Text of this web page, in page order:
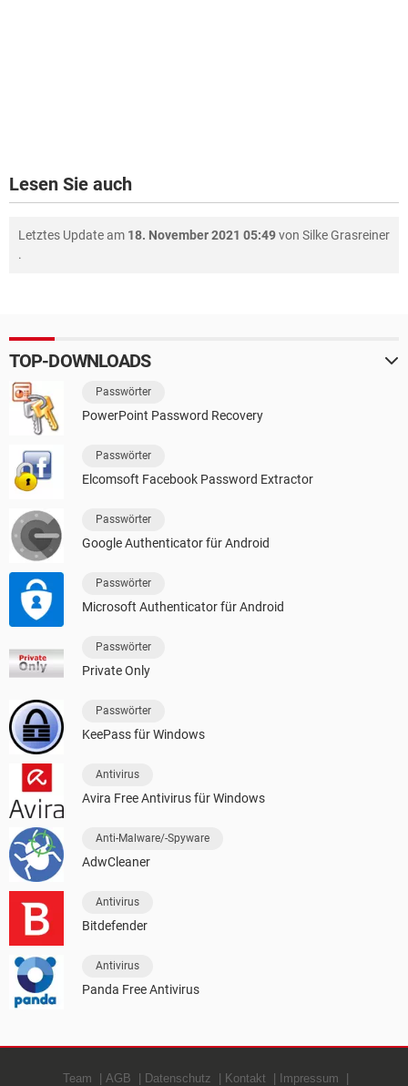
Lesen Sie auch
Letztes Update am 18. November 2021 05:49von Silke Grasreiner
.
TOP-DOWNLOADS
Passwörter
PowerPoint Password Recovery
Passwörter
Elcomsoft Facebook Password Extractor
Passwörter
Google Authenticator für Android
Passwörter
Microsoft Authenticator für Android
Passwörter
Private Only
Passwörter
KeePass für Windows
Antivirus
Avira Free Antivirus für Windows
Anti-Malware/-Spyware
AdwCleaner
Antivirus
Bitdefender
Antivirus
Panda Free Antivirus
Team AGB Datenschutz Kontakt Impressum